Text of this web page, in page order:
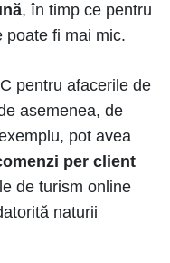
, în timp ce pentru
poate fi mai mic.
pentru afacerile de
asemenea, de
pot avea
per client
de turism online
naturii